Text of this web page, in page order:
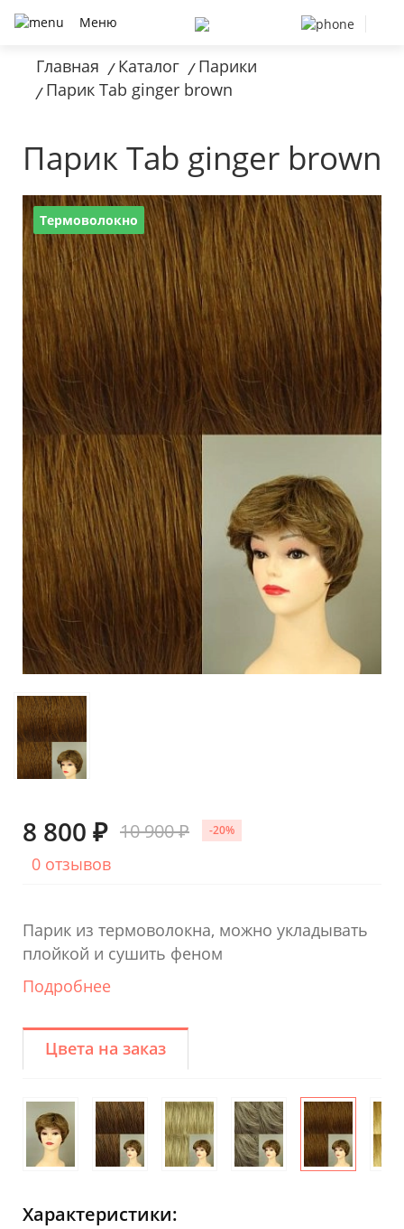
Меню
Главная / Каталог / Парики
/ Парик Tab ginger brown
Парик Tab ginger brown
Термоволокно
8 800 ₽ 10 900 ₽ -20%
0 отзывов
Парик из термоволокна, можно укладывать
плойкой и сушить феном
Подробнее
Цвета на заказ
Характеристики: